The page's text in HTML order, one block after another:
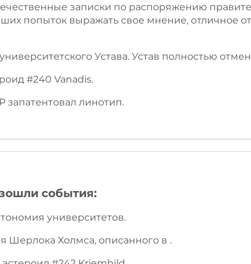
записки по распоряжению
попыток выражать свое мнение, отличное
Устава. Устав полностью
#240 Vanadis.
линотип.
события:
университетов.
Шерлока Холмса, описанного в .